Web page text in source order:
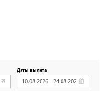
Даты вылета